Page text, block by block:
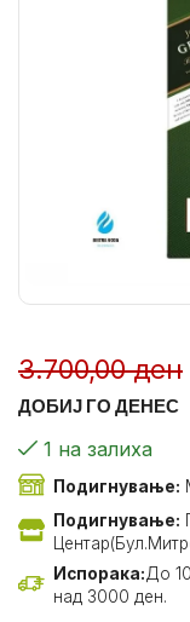
3.700,00ден
ДОБИЈ ГО ДЕНЕС
1 на залиха
Подигнување:
Подигнување:
Испорака:До
над 3000 ден.